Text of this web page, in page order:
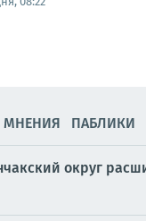
МНЕНИЯ ПАБЛИКИ
округ